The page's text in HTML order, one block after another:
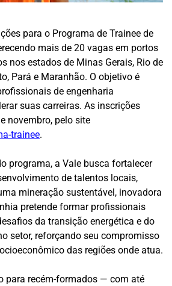
para o Programa de Trainee de
mais de 20 vagas em portos
nos estados de Minas Gerais, Rio de
Pará e Maranhão. O objetivo é
de engenharia
suas carreiras. As inscrições
novembro, pelo site
trainee.
programa, a Vale busca fortalecer
de talentos locais,
mineração sustentável, inovadora
pretende formar profissionais
da transição energética e do
setor, reforçando seu compromisso
das regiões onde atua.
para recém-formados — com até